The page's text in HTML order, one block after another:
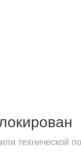
технической